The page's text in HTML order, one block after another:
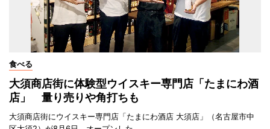
食べる
大須商店街に体験型ウイスキー専門店「たまにわ酒
店」 量り売りや角打ちも
大須商店街にウイスキー専門店「たまにわ酒店 大須店」（名古屋市中